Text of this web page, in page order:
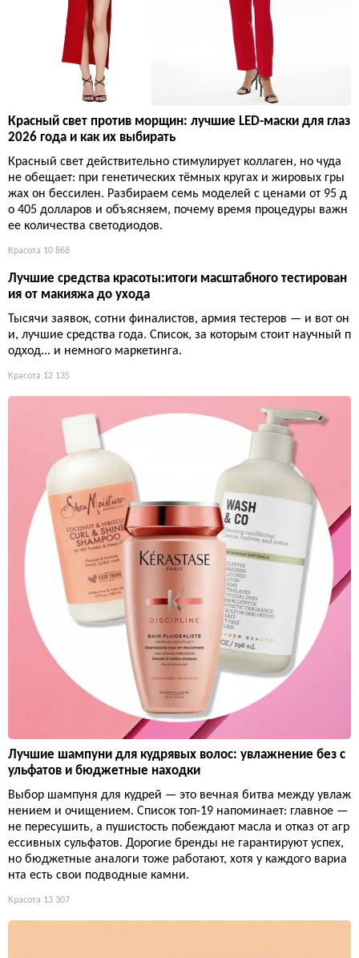
Красный свет против морщин: лучшие LED-маски для глаз
2026 года и как их выбирать
Красный свет действительно стимулирует коллаген, но чуда
не обещает: при генетических тёмных кругах и жировых гры
жах он бессилен. Разбираем семь моделей с ценами от 95 д
о 405 долларов и объясняем, почему время процедуры важн
ее количества светодиодов.
Красота 10 868
Лучшие средства красоты:итоги масштабного тестирован
ия от макияжа до ухода
Тысячи заявок, сотни финалистов, армия тестеров — и вот он
и, лучшие средства года. Список, за которым стоит научный п
одход... и немного маркетинга.
Красота 12 135
Лучшие шампуни для кудрявых волос: увлажнение без с
ульфатов и бюджетные находки
Выбор шампуня для кудрей — это вечная битва между увлаж
нением и очищением. Список топ-19 напоминает: главное —
не пересушить, а пушистость побеждают масла и отказ от агр
ессивных сульфатов. Дорогие бренды не гарантируют успех,
но бюджетные аналоги тоже работают, хотя у каждого вариа
нта есть свои подводные камни.
Красота 13 307